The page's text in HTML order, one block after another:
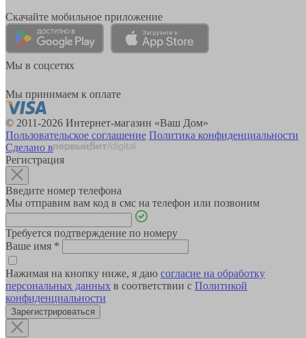
Скачайте мобильное приложение
Мы в соцсетях
Мы принимаем к оплате
© 2011-2026 Интернет-магазин «Ваш Дом»
Пользовательское соглашение Политика конфиденциальности
Сделано в
Регистрация
Введите номер телефона
Мы отправим вам код в смс на телефон или позвоним
Требуется подтверждение по номеру
Ваше имя *
Нажимая на кнопку ниже, я даю согласие на обработку
персональных данных в соответствии с Политикой
конфиденциальности
Зарегистрироваться